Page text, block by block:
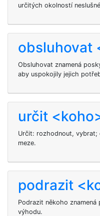
určitých okolností
obsluhovat
Obsluhovat znamená
aby uspokojily jejich
určit
Určit: rozhodnout,
meze.
podrazit
Podrazit někoho
výhodu.